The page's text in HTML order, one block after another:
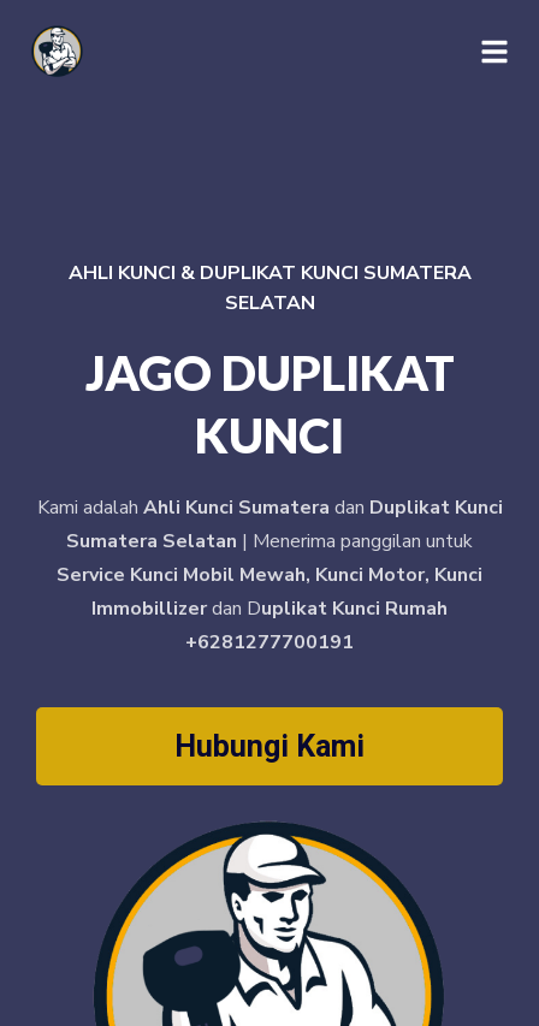
AHLI KUNCI & DUPLIKAT KUNCI SUMATERA
SELATAN
JAGO DUPLIKAT
KUNCI
Kami adalah Ahli Kunci Sumatera dan Duplikat Kunci
Sumatera Selatan | Menerima panggilan untuk
Service Kunci Mobil Mewah, Kunci Motor, Kunci
Immobillizerdan Duplikat Kunci Rumah
+6281277700191
Hubungi Kami